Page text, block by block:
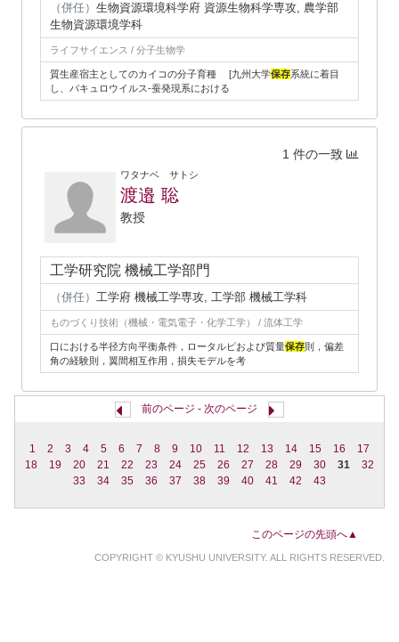
（併任） 生物資源環境科学府 資源生物科学専攻, 農学部
生物資源環境学科
ライフサイエンス / 分子生物学
質生産宿主としてのカイコの分子育種 [九州大学保存系統に着目
し、バキュロウイルス-蚕発現系における
1 件の一致
ワタナベ サトシ
渡邉 聡
教授
工学研究院 機械工学部門
（併任） 工学府 機械工学専攻, 工学部 機械工学科
ものづくり技術（機械・電気電子・化学工学） / 流体工学
口における半径方向平衡条件，ロータルピおよび質量保存則，偏差
角の経験則，翼間相互作用，損失モデルを考
前のページ - 次のページ
1 2 3 4 5 6 7 8 9 10 11 12 13 14 15 16
17
18
19 20 21 22 23 24 25 26 27 28 29 30 31
32
33
34 35 36 37 38 39 40 41 42 43
このページの先頭へ▲
COPYRIGHT © KYUSHU UNIVERSITY. ALL RIGHTS RESERVED.